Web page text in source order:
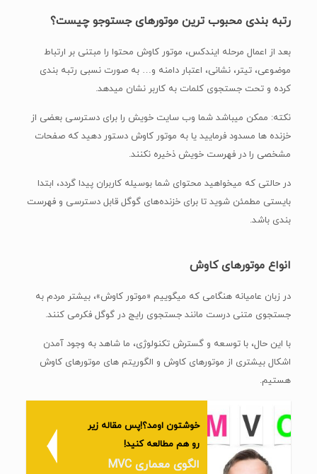
رتبه بندی محبوب ترین موتورهای جستوجو چیست؟
بعد از اعمال مرحله ایندکس، موتور کاوش محتوا را مبتنی بر ارتباط
موضوعی، تیتر، نشانی، اعتبار دامنه و… به صورت نسبی رتبه بندی
کرده و تحت جستجوی کلمات به کاربر نشان میدهد.
نکته: ممکن میباشد شما وب سایت خویش را برای دسترسی بعضی از
خزنده ها مسدود فرمایید یا به موتور کاوش دستور دهید که صفحات
مشخصی را در فهرست خویش ذخیره نکنند.
در حالتی که میخواهید محتوای شما بوسیله کاربران پیدا گردد، ابتدا
بایستی مطمئن شوید تا برای خزنده‌های گوگل قابل دسترسی و فهرست
بندی باشد.
انواع موتورهای کاوش
در زبان عامیانه هنگامی که میگوییم «موتور کاوش»، بیشتر مردم به
جستجوی متنی درست مانند جستجوی رایج در گوگل فکر‌می کنند.
با این حال، با توسعه و گسترش تکنولوژی، ما شاهد به وجود آمدن
اشکال بیشتری از موتورهای کاوش و الگوریتم های موتورهای کاوش
هستیم.
خوشتون اومد؟!پس مقاله زیر
رو هم مطالعه کنید!
الگوی معماری MVC